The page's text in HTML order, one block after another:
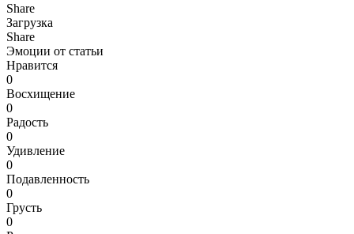
Share
Загрузка
Share
Эмоции от статьи
Нравится
0
Восхищение
0
Радость
0
Удивление
0
Подавленность
0
Грусть
0